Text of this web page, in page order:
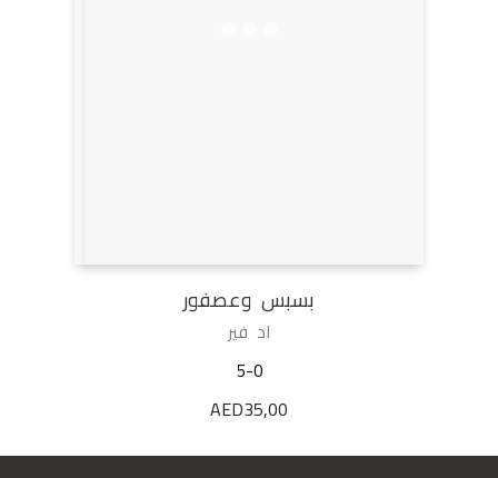
بسبس وعصفور
اد فير
5-0
AED35,00